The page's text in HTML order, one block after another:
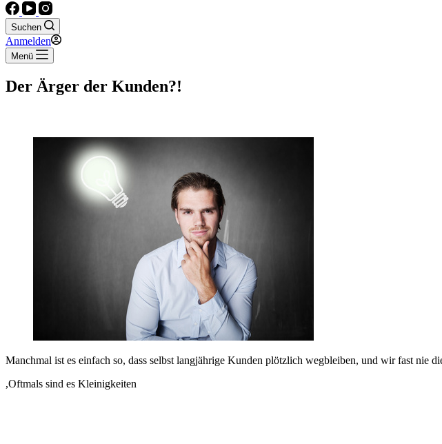
Suchen
Anmelden
Menü
Der Ärger der Kunden?!
Manchmal ist es einfach so, dass selbst langjährige Kunden plötzlich wegbleiben, und wir fast nie
,Oftmals sind es Kleinigkeiten